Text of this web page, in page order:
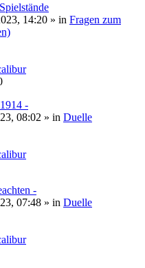
14:20 » in Fragen zum
-
08:02 » in Duelle
-
07:48 » in Duelle